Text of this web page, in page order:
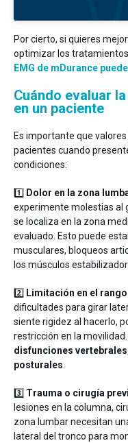
Por cierto, si quieres
optimizar los
EMG de mDurance
Cuándo evaluar
en un paciente
Es importante que valores
pacientes cuando
condiciones:
1️⃣ Dolor en la zona
experimente molestias al
se localiza en la zona
evaluado. Esto puede
musculares, bloqueos
los músculos
2️⃣ Limitación en el
dificultades para girar
siente rigidez al hacerlo,
restricción en la
disfunciones
posturales.
3️⃣ Trauma o cirugía
lesiones en la columna,
zona lumbar necesitan
lateral del tronco para